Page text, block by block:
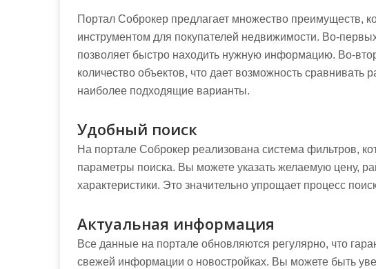
Портал Соброкер предлагает множество преимуществ,
инструментом для покупателей недвижимости. Во-
позволяет быстро находить нужную информацию. Во-
количество объектов, что дает возможность
наиболее подходящие варианты.
Удобный поиск
На портале Соброкер реализована система фильтров,
параметры поиска. Вы можете указать желаемую цену,
характеристики. Это значительно упрощает процесс
Актуальная информация
Все данные на портале обновляются регулярно, что
свежей информации о новостройках. Вы можете быть